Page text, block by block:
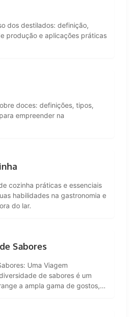
dos destilados: definição,
produção e aplicações práticas
doces: definições, tipos,
empreender na
cozinha práticas e essenciais
habilidades na gastronomia e
do lar.
Sabores
Uma Viagem
de sabores é um
a ampla gama de gostos,…